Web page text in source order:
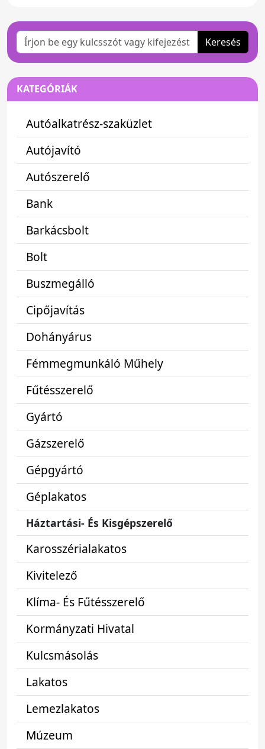
Keresés
KATEGÓRIÁK
Autóalkatrész-szaküzlet
Autójavító
Autószerelő
Bank
Barkácsbolt
Bolt
Buszmegálló
Cipőjavítás
Dohányárus
Fémmegmunkáló Műhely
Fűtésszerelő
Gyártó
Gázszerelő
Gépgyártó
Géplakatos
Háztartási- És Kisgépszerelő
Karosszérialakatos
Kivitelező
Klíma- És Fűtésszerelő
Kormányzati Hivatal
Kulcsmásolás
Lakatos
Lemezlakatos
Múzeum